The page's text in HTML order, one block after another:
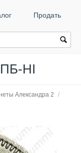
Продать
HI
Александра 2
/